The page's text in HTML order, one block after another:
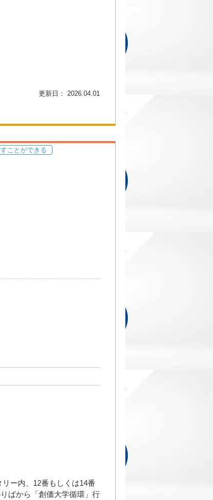
更新日： 2026.04.01
ことができる
ー内、12番もしくは14番
ばから「創価大学循環」行